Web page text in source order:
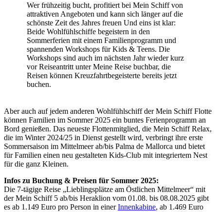
Wer frühzeitig bucht, profitiert bei Mein Schiff von
attraktiven Angeboten und kann sich länger auf die
schönste Zeit des Jahres freuen Und eins ist klar:
Beide Wohlfühlschiffe begeistern in den
Sommerferien mit einem Familienprogramm und
spannenden Workshops für Kids & Teens. Die
Workshops sind auch im nächsten Jahr wieder kurz
vor Reiseantritt unter Meine Reise buchbar, die
Reisen können Kreuzfahrtbegeisterte bereits jetzt
buchen.
Aber auch auf jedem anderen Wohlfühlschiff der Mein Schiff Flotte
können Familien im Sommer 2025 ein buntes Ferienprogramm an
Bord genießen. Das neueste Flottenmitglied, die Mein Schiff Relax,
die im Winter 2024/25 in Dienst gestellt wird, verbringt ihre erste
Sommersaison im Mittelmeer ab/bis Palma de Mallorca und bietet
für Familien einen neu gestalteten Kids-Club mit integriertem Nest
für die ganz Kleinen.
Infos zu Buchung & Preisen für Sommer 2025:
Die 7-tägige Reise „Lieblingsplätze am Östlichen Mittelmeer“ mit
der Mein Schiff 5 ab/bis Heraklion vom 01.08. bis 08.08.2025 gibt
es ab 1.149 Euro pro Person in einerInnenkabine, ab 1.469 Euro